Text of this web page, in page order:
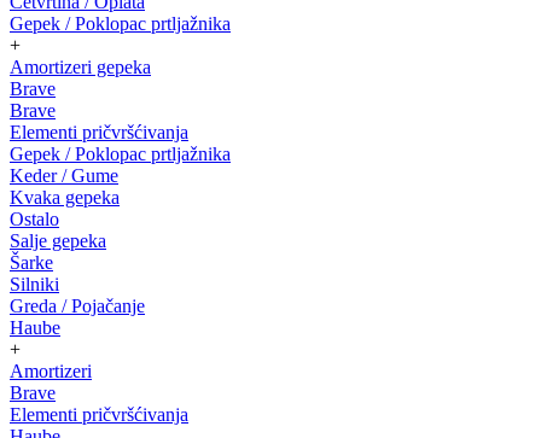
Gepek / Poklopac prtljažnika
+
Amortizeri gepeka
Brave
Brave
Elementi pričvršćivanja
Gepek / Poklopac prtljažnika
Keder / Gume
Kvaka gepeka
Ostalo
Salje gepeka
Šarke
Silniki
Greda / Pojačanje
Haube
+
Amortizeri
Brave
Elementi pričvršćivanja